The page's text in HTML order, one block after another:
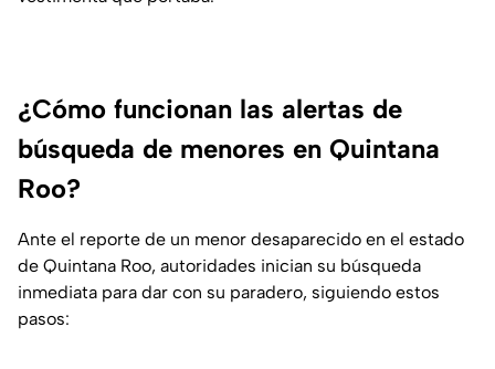
¿Cómo funcionan las alertas de
búsqueda de menores en Quintana
Roo?
Ante el reporte de un menor desaparecido en el estado
de Quintana Roo, autoridades inician su búsqueda
inmediata para dar con su paradero, siguiendo estos
pasos: